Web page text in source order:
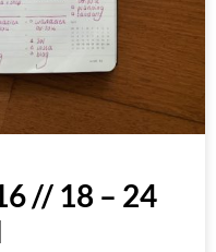
// 18 – 24